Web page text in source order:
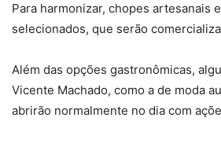
Para harmonizar, chopes artesanais
selecionados, que serão
Além das opções gastronômicas,
Vicente Machado, como a de moda
abrirão normalmente no dia com